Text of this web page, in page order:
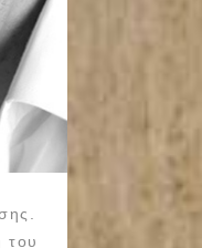
του